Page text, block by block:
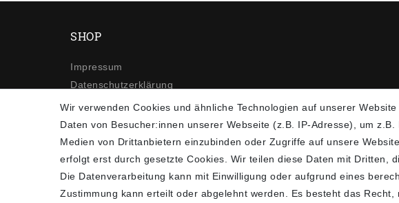
SHOP
Impressum
Daten­schutz­erklärung
AGB
Widerrufs­recht
Kontakt
Vertrag widerrufen
Wir verwenden Cookies und ähnliche Technologien auf unserer
Daten von Besucher:innen unserer Webseite (z.B. IP-Adresse), um
Medien von Drittanbietern einzubinden oder Zugriffe auf unsere
erfolgt erst durch gesetzte Cookies. Wir teilen diese Daten mit Dritten,
Die Datenverarbeitung kann mit Einwilligung oder aufgrund eines
Zustimmung kann erteilt oder abgelehnt werden. Es besteht das